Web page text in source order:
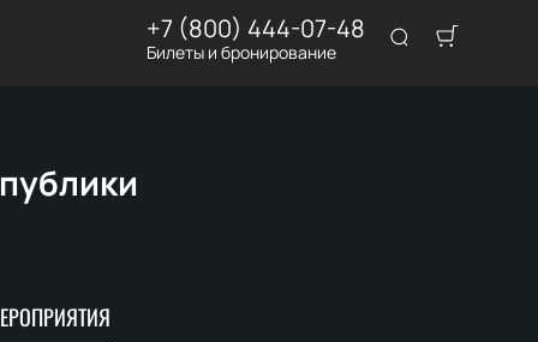
+7 (800) 444-07-48
Билеты и бронирование